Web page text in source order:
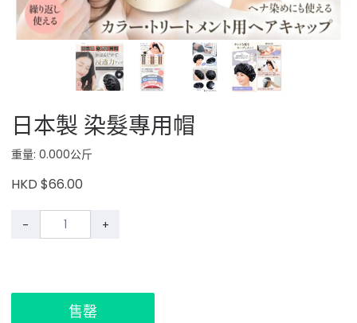
日本製 染髮專用帽
重量: 0.000公斤
HKD $66.00
- +
售罄